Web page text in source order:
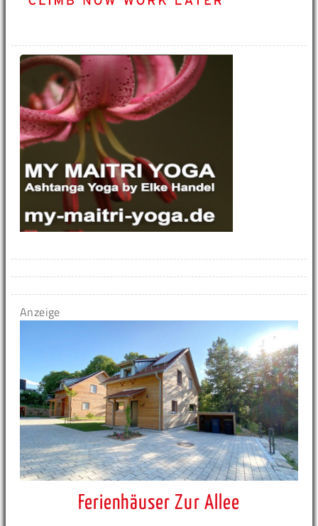
Anzeige
Ferienhäuser Zur Allee